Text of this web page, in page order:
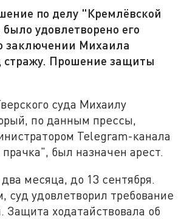
по делу "Кремлёвской
удовлетворено его
заключении Михаила
стражу. Прошение защиты
суда Михаилу
по данным прессы,
Telegram-канала
был назначен арест.
месяца, до 13 сентября.
суд удовлетворил требование
Защита ходатайствовала об